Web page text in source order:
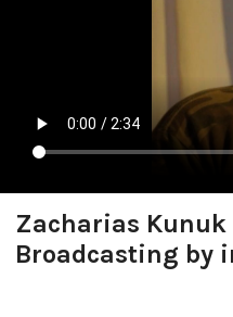
Zacharias Kunuk
Broadcasting by